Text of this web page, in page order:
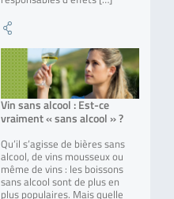
Vin sans alcool : Est-ce
vraiment « sans alcool » ?
Qu’il s’agisse de bières sans
alcool, de vins mousseux ou
même de vins : les boissons
sans alcool sont de plus en
plus populaires. Mais quelle